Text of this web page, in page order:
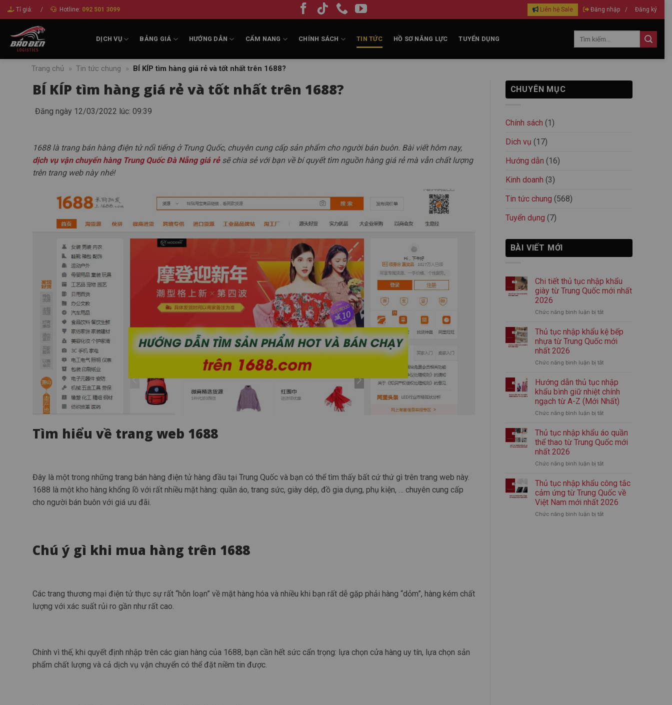
qua
dung
Tỉ giá: / Hotline: 092 501 3099 Liên hệ Sale Đăng nhập / Đăng ký
DỊCH VỤ BẢNG GIÁ HƯỚNG DẪN CẨM NANG CHÍNH SÁCH TIN TỨC HỒ SƠ NĂNG LỰC TUYỂN DỤNG
Trang chủ » Tin tức chung » BÍ KÍP tìm hàng giá rẻ và tốt nhất trên 1688?
BÍ KÍP tìm hàng giá rẻ và tốt nhất trên 1688?
Đăng ngày 12/03/2022 lúc: 09:39
1688 là trang bán hàng điện tử nổi tiếng ở Trung Quốc, chuyên cung cấp sản phẩm cho người bán buôn. Bài viết hôm nay,
dịch vụ vận chuyển hàng Trung Quốc Đà Nẵng giá rẻsẽ chia sẻ với bạn về bí quyết tìm nguồn hàng giá rẻ mà vẫn chất lượng
trên trang web này nhé!
Tìm hiểu về trang web 1688
Đây là một trong những trang bán hàng điện tử hàng đầu tại Trung Quốc và bạn có thể tìm thấy bất cứ thứ gì trên trang web này.
1688 là một kho hàng khổng lồ với rất nhiều mặt hàng: quần áo, trang sức, giày dép, đồ gia dụng, phụ kiện, … chuyên cung cấp
cho người bán buôn với giá ưu đãi.
Chú ý gì khi mua hàng trên 1688
Các trang thương mại điện tử thực sự rất “hỗn loạn” về mặt hàng hóa và nhiều khi bạn rất dễ gặp phải hàng “dỏm”, hàng kém chất
lượng với xác suất rủi ro gần như rất cao.
Chính vì thế, khi quyết định nhập trên các gian hàng của 1688, bạn cần hết sức cẩn trọng: lựa chọn cửa hàng uy tín, lựa chọn sản
phẩm chất lượng và cả dịch vụ vận chuyển có thể đặt niềm tin được.
CHUYÊN MỤC
Chính sách (1)
Dich vụ (17)
Hướng dẫn (16)
Kinh doanh (3)
Tin tức chung (568)
Tuyển dụng (7)
BÀI VIẾT MỚI
Chi tiết thủ tục nhập khẩu
giày từ Trung Quốc mới nhất
2026
Chức năng bình luận bị tắtở
tiết
thủ
khẩu
từ
Trung
Quốc
mới
nhất
Thủ tục nhập khẩu kệ bếp
nhựa từ Trung Quốc mới
nhất 2026
Chức năng bình luận bị tắtở
tục
nhập
khẩu
kệ
bếp
từ
Trung
nhất
Hướng dẫn thủ tục nhập
khẩu bình giữ nhiệt chính
ngạch từ A-Z (Mới Nhất)
Chức năng bình luận bị tắtở
dẫn
thủ
khẩu
giữ
nhiệt
chính
ngạch
từ
Thủ tục nhập khẩu áo quần
thể thao từ Trung Quốc mới
nhất 2026
Chức năng bình luận bị tắtở
tục
nhập
khẩu
áo
quần
Thủ tục nhập khẩu công tắc
cảm ứng từ Trung Quốc về
Việt Nam mới nhất 2026
Chức năng bình luận bị tắtở